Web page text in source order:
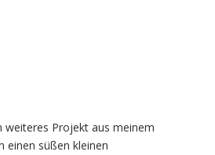
weiteres Projekt aus meinem
einen süßen kleinen